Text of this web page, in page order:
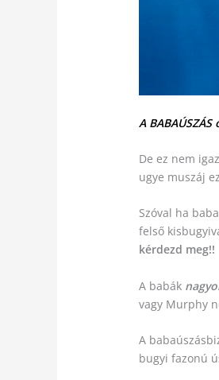
A
De ez nem
ugye muszáj
Szóval ha
felső
kérdezd meg!!
A babák
vagy Murphy
A
bugyi fazonú